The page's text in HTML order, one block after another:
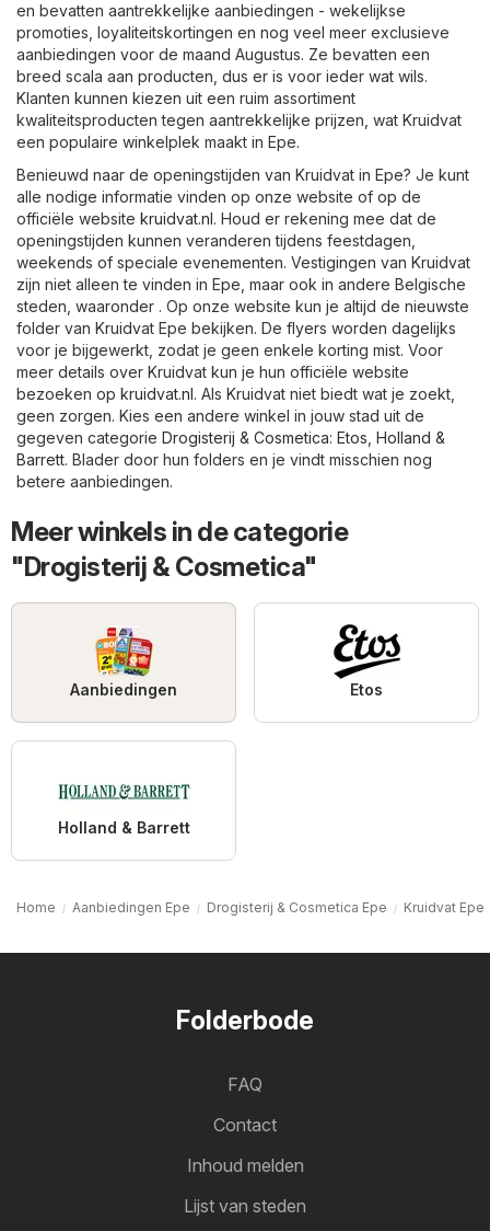
en bevatten aantrekkelijke aanbiedingen - wekelijkse
promoties, loyaliteitskortingen en nog veel meer exclusieve
aanbiedingen voor de maand Augustus. Ze bevatten een
breed scala aan producten, dus er is voor ieder wat wils.
Klanten kunnen kiezen uit een ruim assortiment
kwaliteitsproducten tegen aantrekkelijke prijzen, wat Kruidvat
een populaire winkelplek maakt in Epe.
Benieuwd naar de openingstijden van Kruidvat in Epe? Je kunt
alle nodige informatie vinden op onze website of op de
officiële website kruidvat.nl. Houd er rekening mee dat de
openingstijden kunnen veranderen tijdens feestdagen,
weekends of speciale evenementen. Vestigingen van Kruidvat
zijn niet alleen te vinden in Epe, maar ook in andere Belgische
steden, waaronder . Op onze website kun je altijd de nieuwste
folder van Kruidvat Epe bekijken. De flyers worden dagelijks
voor je bijgewerkt, zodat je geen enkele korting mist. Voor
meer details over Kruidvat kun je hun officiële website
bezoeken op kruidvat.nl. Als Kruidvat niet biedt wat je zoekt,
geen zorgen. Kies een andere winkel in jouw stad uit de
gegeven categorie Drogisterij & Cosmetica: Etos Holland &
Barrett. Blader door hun folders en je vindt misschien nog
betere aanbiedingen.
Meer winkels in de categorie
"Drogisterij & Cosmetica"
Aanbiedingen Etos
Holland & Barrett
Home Aanbiedingen Epe Drogisterij & Cosmetica Epe Kruidvat Epe
Folderbode
FAQ
Contact
Inhoud melden
Lijst van steden